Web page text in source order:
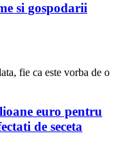
si gospodarii
fie ca este vorba de o
euro pentru
de seceta